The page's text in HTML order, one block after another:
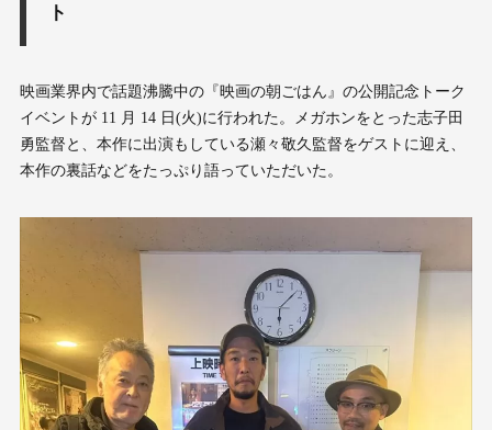
ト
映画業界内で話題沸騰中の『映画の朝ごはん』の公開記念トーク
イベントが 11 月 14 日(火)に行われた。メガホンをとった志子田
勇監督と、本作に出演もしている瀬々敬久監督をゲストに迎え、
本作の裏話などをたっぷり語っていただいた。